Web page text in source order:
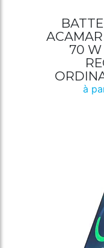
70 W
à